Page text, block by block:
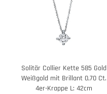
Solitär Collier Kette 585 Gold
Weißgold mit Brillant 0,70 Ct.
4er-Krappe L: 42cm